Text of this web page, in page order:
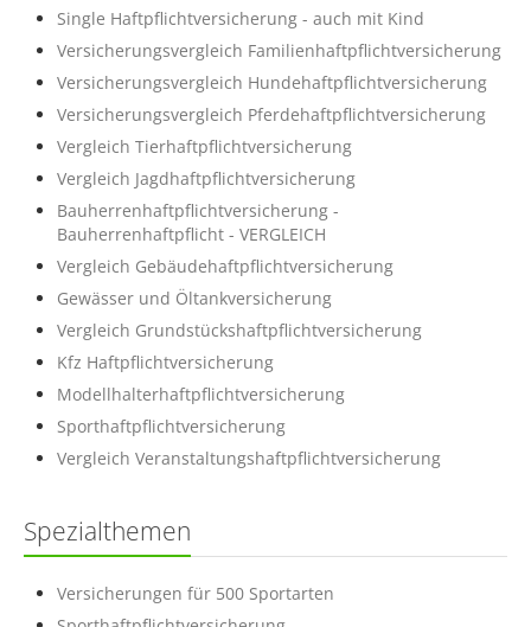
Single Haftpflichtversicherung - auch mit Kind
Versicherungsvergleich Familienhaftpflichtversicherung
Versicherungsvergleich Hundehaftpflichtversicherung
Versicherungsvergleich Pferdehaftpflichtversicherung
Vergleich Tierhaftpflichtversicherung
Vergleich Jagdhaftpflichtversicherung
Bauherrenhaftpflichtversicherung -
Bauherrenhaftpflicht - VERGLEICH
Vergleich Gebäudehaftpflichtversicherung
Gewässer und Öltankversicherung
Vergleich Grundstückshaftpflichtversicherung
Kfz Haftpflichtversicherung
Modellhalterhaftpflichtversicherung
Sporthaftpflichtversicherung
Vergleich Veranstaltungshaftpflichtversicherung
Spezialthemen
Versicherungen für 500 Sportarten